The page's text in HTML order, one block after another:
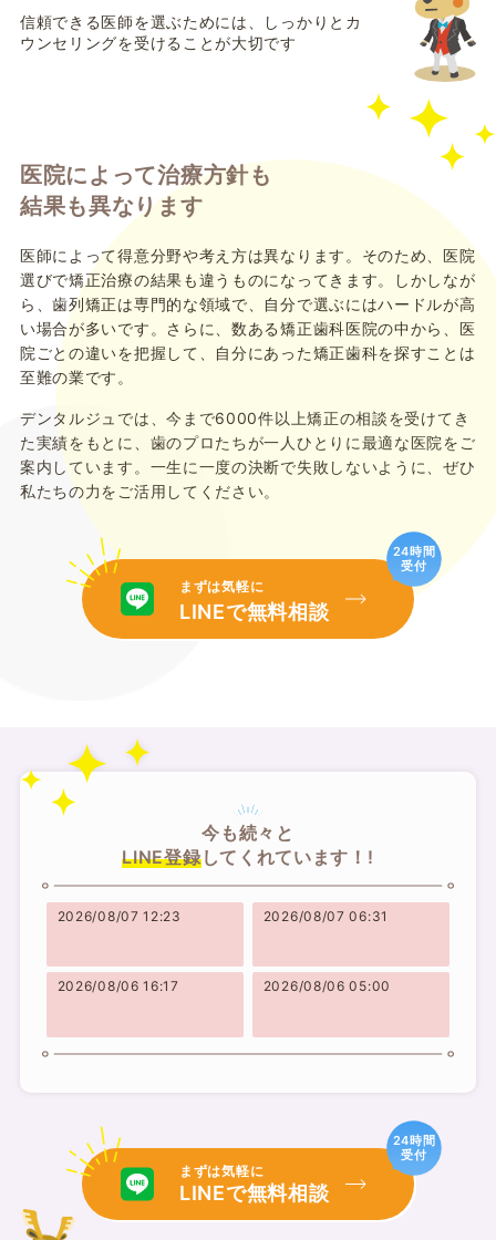
信頼できる医師を選ぶためには、しっかりとカ
ウンセリングを受けることが大切です
医院によって治療方針も
結果も異なります
医師によって得意分野や考え方は異なります。そのため、医院
選びで矯正治療の結果も違うものになってきます。しかしなが
ら、歯列矯正は専門的な領域で、自分で選ぶにはハードルが高
い場合が多いです。さらに、数ある矯正歯科医院の中から、医
院ごとの違いを把握して、自分にあった矯正歯科を探すことは
至難の業です。
デンタルジュでは、今まで6000件以上矯正の相談を受けてき
た実績をもとに、歯のプロたちが一人ひとりに最適な医院をご
案内しています。一生に一度の決断で失敗しないように、ぜひ
私たちの力をご活用してください。
まずは気軽に
LINEで無料相談
24時間
受付
今も続々と
LINE登録してくれています！!
2026/08/07 12:23 2026/08/07 06:31
2026/08/06 16:17 2026/08/06 05:00
まずは気軽に
LINEで無料相談
24時間
受付